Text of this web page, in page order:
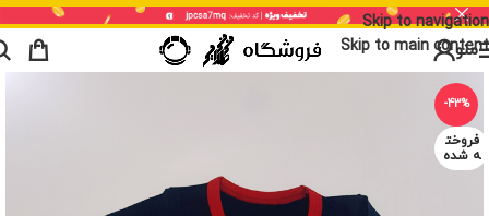
Skip to navigation
Skip to main content
منو
-43%
فروخت
ه شده